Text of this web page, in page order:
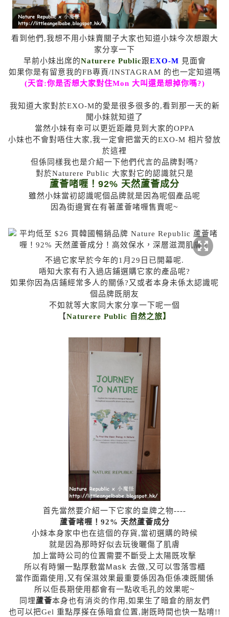
看到他們,我想不用小妹賣關子大家也知道小妹今次想跟大
家分享一下
早前小妹出席的Naturere Public跟EXO-M 見面會
如果你是有留意我的FB專頁/INSTAGRAM 的也一定知道嗎
(天音:你是否想大家對住Mon 大叫還是想掉你嗎?)
我知道大家對於EXO-M的愛是很多很多的,看到那一天的新
聞小妹就知道了
當然小妹有幸可以更近距離見到大家的OPPA
小妹也不會對唔住大家,我一定會把當天的EXO-M 相片發放
於這裡
但係同樣我也是介紹一下他們代言的品牌對嗎?
對於Naturere Public 大家對它的認識就只是
蘆薈啫喱！92% 天然蘆薈成分
雖然小妹當初認識呢個品牌就是因為呢個產品呢
因為街邊實在有著蘆薈啫喱售賣呢~
不過它家早於今年的1月29日已開幕呢.
唔知大家有冇入過店鋪選購它家的產品呢?
如果你因為店鋪經常多人的關係?又或者本身未係太認識呢
個品牌既朋友
不如就等大家同大家分享一下呢一個
【Naturere Public 自然之旅】
首先當然要介紹一下它家的皇牌之物----
蘆薈啫喱！92% 天然蘆薈成分
小妹本身家中也在這個的存貨,當初選購的時候
就是因為那時好似去玩後曬傷了肌膚
加上當時公司的位置需要不斷受上太陽既攻擊
所以有時懶一點厚敷當Mask 去做,又可以雪落雪櫃
當作面霜使用,又有保濕效果最重要係因為佢係凍既關係
所以佢長期使用都會有一點收毛孔的效果呢~
同埋蘆薈本身也有消炎的作用,如果生了暗倉的朋友們
也可以把Gel 重點厚搽在係暗倉位置,謝既時間也快一點唷!!